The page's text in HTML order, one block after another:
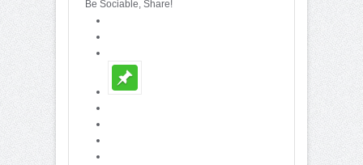
Be Sociable, Share!